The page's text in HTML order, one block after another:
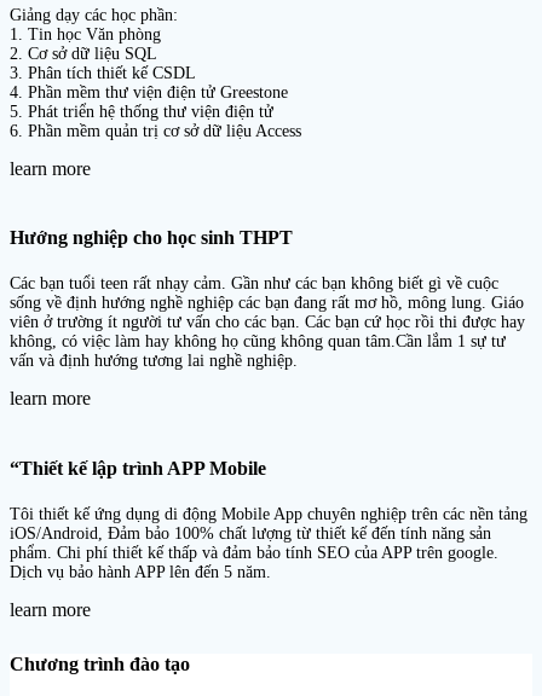
Giảng dạy các học phần:
1. Tin học Văn phòng
2. Cơ sở dữ liệu SQL
3. Phân tích thiết kế CSDL
4. Phần mềm thư viện điện tử Greestone
5. Phát triển hệ thống thư viện điện tử
6. Phần mềm quản trị cơ sở dữ liệu Access
learn more
Hướng nghiệp cho học sinh THPT
Các bạn tuổi teen rất nhạy cảm. Gần như các bạn không biết gì về cuộc
sống về định hướng nghề nghiệp các bạn đang rất mơ hồ, mông lung. Giáo
viên ở trường ít người tư vấn cho các bạn. Các bạn cứ học rồi thi được hay
không, có việc làm hay không họ cũng không quan tâm.Cần lắm 1 sự tư
vấn và định hướng tương lai nghề nghiệp.
learn more
“Thiết kế lập trình APP Mobile
Tôi thiết kế ứng dụng di động Mobile App chuyên nghiệp trên các nền tảng
iOS/Android, Đảm bảo 100% chất lượng từ thiết kế đến tính năng sản
phẩm. Chi phí thiết kế thấp và đảm bảo tính SEO của APP trên google.
Dịch vụ bảo hành APP lên đến 5 năm.
learn more
Chương trình đào tạo